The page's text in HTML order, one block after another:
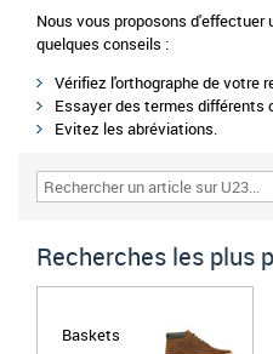
Nous vous proposons d'effectuer
quelques conseils :
Vérifiez l'orthographe de votre
Essayer des termes différents
Evitez les abréviations.
Recherches les plus
Baskets